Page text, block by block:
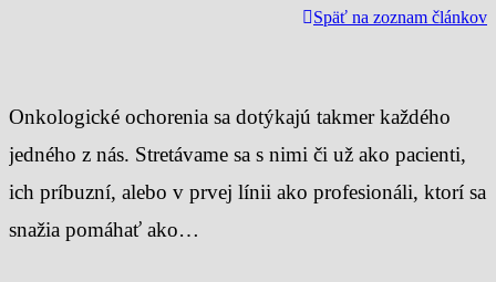
Späť na zoznam článkov
Onkologické ochorenia sa dotýkajú takmer každého
jedného z nás. Stretávame sa s nimi či už ako pacienti,
ich príbuzní, alebo v prvej línii ako profesionáli, ktorí sa
snažia pomáhať ako…